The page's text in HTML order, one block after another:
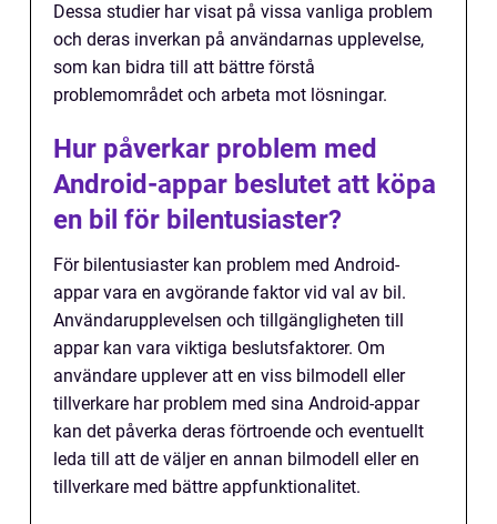
Dessa studier har visat på vissa vanliga problem
och deras inverkan på användarnas upplevelse,
som kan bidra till att bättre förstå
problemområdet och arbeta mot lösningar.
Hur påverkar problem med
Android-appar beslutet att köpa
en bil för bilentusiaster?
För bilentusiaster kan problem med Android-
appar vara en avgörande faktor vid val av bil.
Användarupplevelsen och tillgängligheten till
appar kan vara viktiga beslutsfaktorer. Om
användare upplever att en viss bilmodell eller
tillverkare har problem med sina Android-appar
kan det påverka deras förtroende och eventuellt
leda till att de väljer en annan bilmodell eller en
tillverkare med bättre appfunktionalitet.